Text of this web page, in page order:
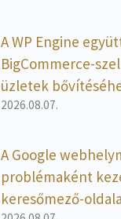
A WP Engine
BigCommerce-
üzletek
2026.08.07.
A Google
problémaként
keresőmező-